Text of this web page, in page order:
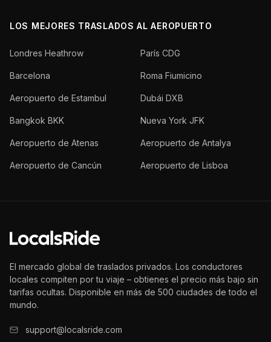
LOS MEJORES TRASLADOS AL AEROPUERTO
Londres Heathrow París CDG
Barcelona Roma Fiumicino
Aeropuerto de Estambul Dubái DXB
Bangkok BKK Nueva York JFK
Aeropuerto de Atenas Aeropuerto de Antalya
Aeropuerto de Cancún Aeropuerto de Lisboa
El mercado global de traslados privados. Los conductores
locales compiten por tu viaje – obtienes el precio más bajo sin
tarifas ocultas. Disponible en más de 500 ciudades de todo el
mundo.
support@localsride.com